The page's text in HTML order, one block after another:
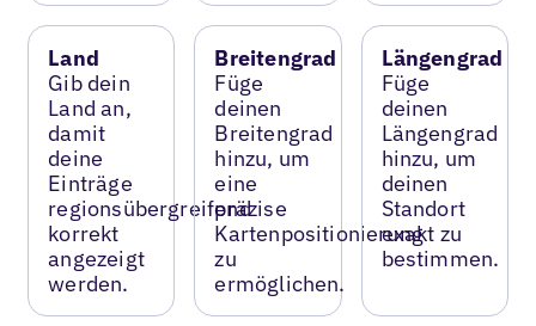
Land
Gib dein
Land an,
damit
deine
Einträge
regionsübergreifend
korrekt
angezeigt
werden.
Breitengrad
Füge
deinen
Breitengrad
hinzu, um
eine
präzise
Kartenpositionierung
zu
ermöglichen.
Längengrad
Füge
deinen
Längengrad
hinzu, um
deinen
Standort
exakt zu
bestimmen.